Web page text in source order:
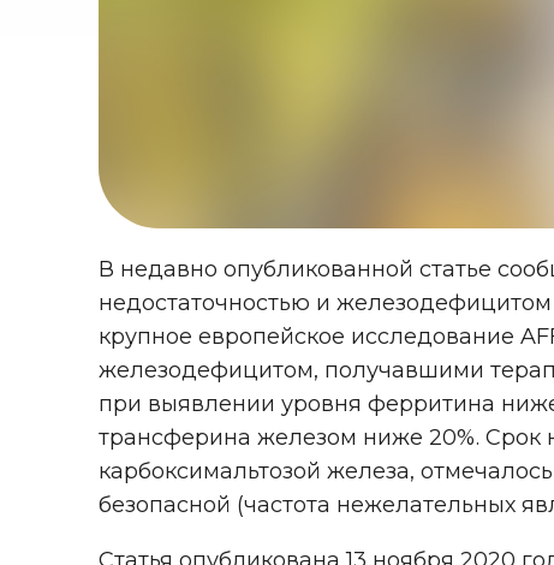
В недавно опубликованной статье
недостаточностью и
крупное европейское исследование
железодефицитом, получавшими
при выявлении уровня ферритина
трансферина железом ниже 20%. Срок
карбоксимальтозой железа,
безопасной (частота нежелательных